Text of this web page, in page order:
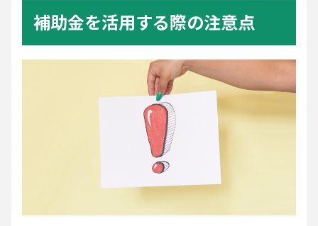
補助金を活用する際の注意点